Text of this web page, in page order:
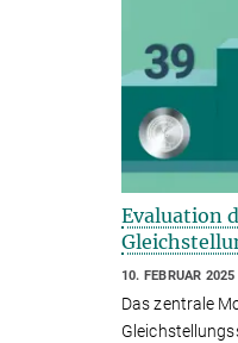
Evaluation
10. FEBRUAR 2025
Das zentrale